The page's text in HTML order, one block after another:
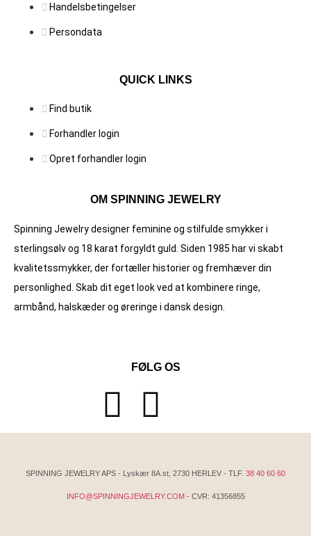
Handelsbetingelser
Persondata
QUICK LINKS
Find butik
Forhandler login
Opret forhandler login
OM SPINNING JEWELRY
Spinning Jewelry designer feminine og stilfulde smykker i
sterlingsølv og 18 karat forgyldt guld. Siden 1985 har vi skabt
kvalitets­smykker, der fortæller historier og fremhæver din
personlighed. Skab dit eget look ved at kombinere ringe,
armbånd, halskæder og øreringe i dansk design.
FØLG OS
SPINNING JEWELRY APS - Lyskær 8A.st, 2730 HERLEV - TLF. 38 40 60 60
INFO@SPINNINGJEWELRY.COM- CVR: 41356855